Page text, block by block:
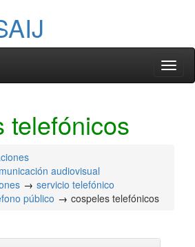
telefónicos
audiovisual
servicio telefónico
público cospeles telefónicos